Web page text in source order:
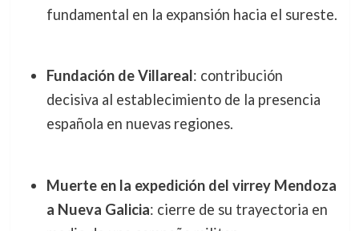
fundamental en la expansión hacia el sureste.
Fundación de Villareal: contribución
decisiva al establecimiento de la presencia
española en nuevas regiones.
Muerte en la expedición del virrey Mendoza
a Nueva Galicia: cierre de su trayectoria en